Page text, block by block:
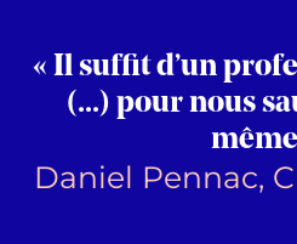
« Il suffit d’un
(...) pour nous
Daniel Pennac,